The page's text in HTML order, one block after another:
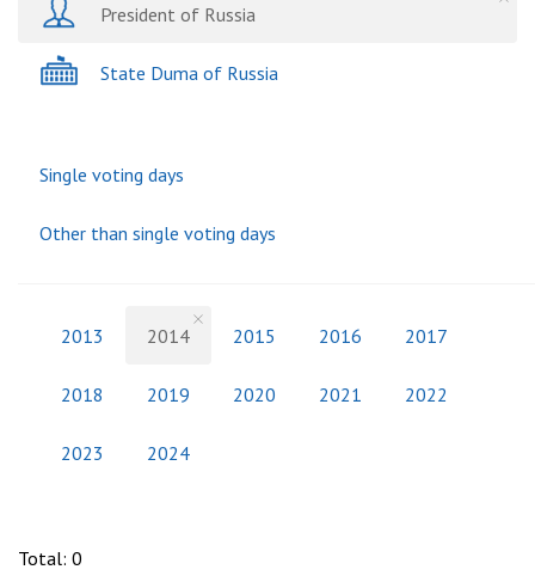
President of Russia
State Duma of Russia
Single voting days
Other than single voting days
2013 2014 2015 2016 2017
2018 2019 2020 2021 2022
2023 2024
Total: 0